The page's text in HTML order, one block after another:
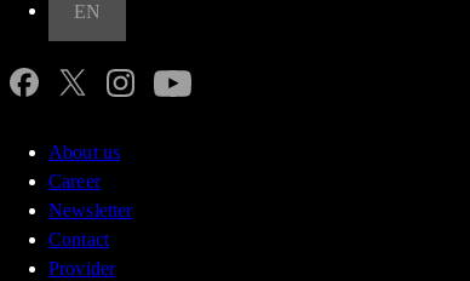
EN
About us
Career
Newsletter
Contact
Provider